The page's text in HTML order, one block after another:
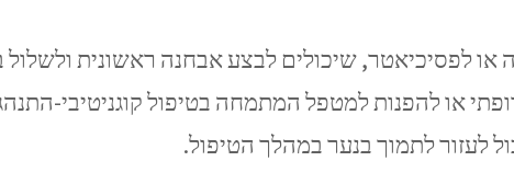
לפסיכיאטר, שיכולים לבצע אבחנה ראשונית ולשלול
לעזור לתמוך בנער במהלך הטיפול.